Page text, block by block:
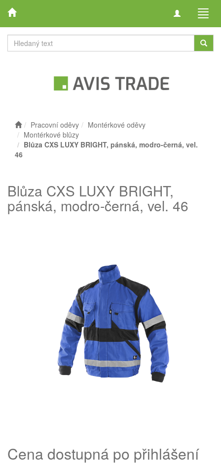
Toggle
Pracovní oděvy
Montérkové oděvy
Montérkové blůzy
Blůza CXS LUXY BRIGHT, pánská, modro-černá, vel.
46
Blůza CXS LUXY BRIGHT,
pánská, modro-černá, vel. 46
Cena dostupná po přihlášení